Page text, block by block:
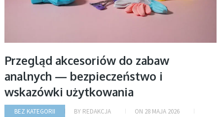
Przegląd akcesoriów do zabaw
analnych — bezpieczeństwo i
wskazówki użytkowania
BEZ KATEGORII BY REDAKCJA ON 28 MAJA 2026